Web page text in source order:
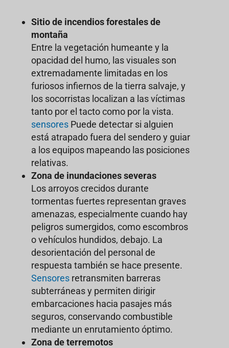
Sitio de incendios forestales de
montaña
Entre la vegetación humeante y la
opacidad del humo, las visuales son
extremadamente limitadas en los
furiosos infiernos de la tierra salvaje, y
los socorristas localizan a las víctimas
tanto por el tacto como por la vista.
sensores Puede detectar si alguien
está atrapado fuera del sendero y guiar
a los equipos mapeando las posiciones
relativas.
Zona de inundaciones severas
Los arroyos crecidos durante
tormentas fuertes representan graves
amenazas, especialmente cuando hay
peligros sumergidos, como escombros
o vehículos hundidos, debajo. La
desorientación del personal de
respuesta también se hace presente.
Sensores retransmiten barreras
subterráneas y permiten dirigir
embarcaciones hacia pasajes más
seguros, conservando combustible
mediante un enrutamiento óptimo.
Zona de terremotos